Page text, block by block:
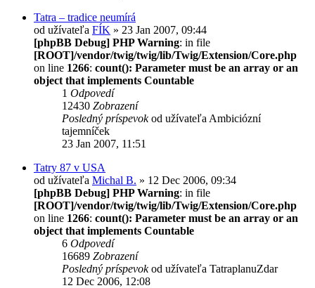
Tatra – tradice neumírá
od užívateľa FÍK » 23 Jan 2007, 09:44
[phpBB Debug] PHP Warning: in file
[ROOT]/vendor/twig/twig/lib/Twig/Extension/Core.php
on line 1266: count(): Parameter must be an array or an
object that implements Countable
1 Odpovedí
12430 Zobrazení
Posledný príspevokod užívateľa Ambiciózní
tajemníček
23 Jan 2007, 11:51
Tatry 87 v USA
od užívateľa Michal B. » 12 Dec 2006, 09:34
[phpBB Debug] PHP Warning: in file
[ROOT]/vendor/twig/twig/lib/Twig/Extension/Core.php
on line 1266: count(): Parameter must be an array or an
object that implements Countable
6 Odpovedí
16689 Zobrazení
Posledný príspevokod užívateľa TatraplanuZdar
12 Dec 2006, 12:08